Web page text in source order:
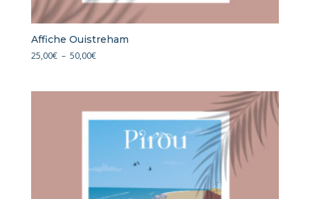
Affiche Ouistreham
25,00€ – 50,00€Plage
à
50,00€